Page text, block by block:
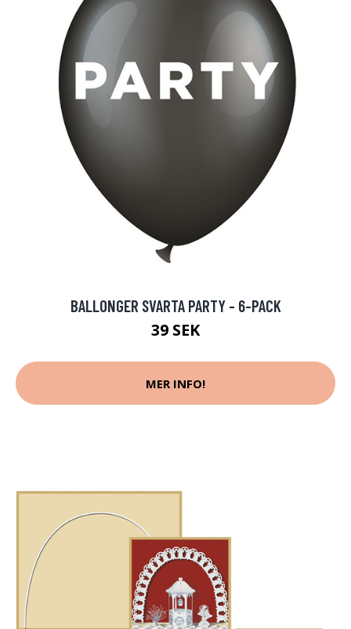
BALLONGER SVARTA PARTY - 6-PACK
39 SEK
MER INFO!